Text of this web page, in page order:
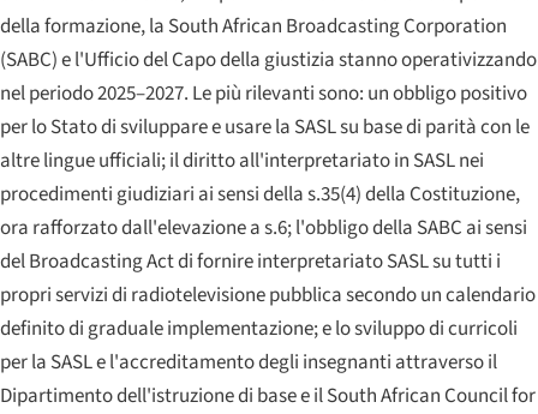
della formazione, la South African Broadcasting Corporation
(SABC) e l'Ufficio del Capo della giustizia stanno operativizzando
nel periodo 2025–2027. Le più rilevanti sono: un obbligo positivo
per lo Stato di sviluppare e usare la SASL su base di parità con le
altre lingue ufficiali; il diritto all'interpretariato in SASL nei
procedimenti giudiziari ai sensi della s.35(4) della Costituzione,
ora rafforzato dall'elevazione a s.6; l'obbligo della SABC ai sensi
del Broadcasting Act di fornire interpretariato SASL su tutti i
propri servizi di radiotelevisione pubblica secondo un calendario
definito di graduale implementazione; e lo sviluppo di curricoli
per la SASL e l'accreditamento degli insegnanti attraverso il
Dipartimento dell'istruzione di base e ilSouth African Council for